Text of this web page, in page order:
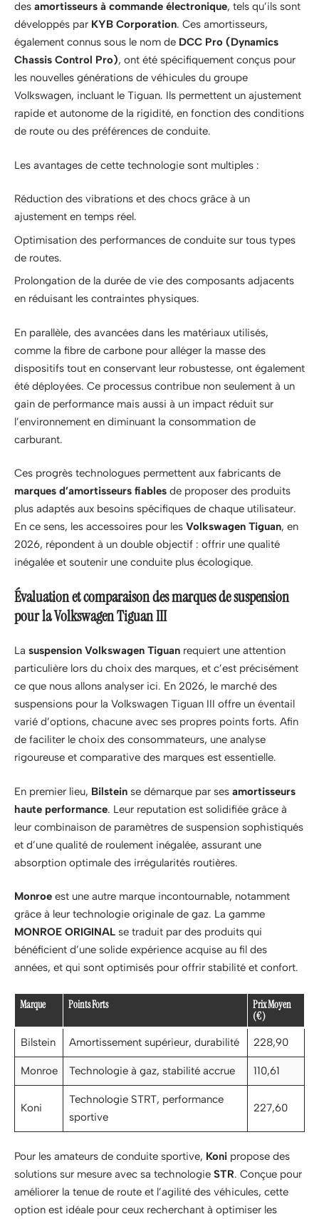
des amortisseurs à commande électronique, tels qu’ils sont
développés par KYB Corporation. Ces amortisseurs,
également connus sous le nom de DCC Pro (Dynamics
Chassis Control Pro), ont été spécifiquement conçus pour
les nouvelles générations de véhicules du groupe
Volkswagen, incluant le Tiguan. Ils permettent un ajustement
rapide et autonome de la rigidité, en fonction des conditions
de route ou des préférences de conduite.
Les avantages de cette technologie sont multiples :
Réduction des vibrations et des chocs grâce à un
ajustement en temps réel.
Optimisation des performances de conduite sur tous types
de routes.
Prolongation de la durée de vie des composants adjacents
en réduisant les contraintes physiques.
En parallèle, des avancées dans les matériaux utilisés,
comme la fibre de carbone pour alléger la masse des
dispositifs tout en conservant leur robustesse, ont également
été déployées. Ce processus contribue non seulement à un
gain de performance mais aussi à un impact réduit sur
l’environnement en diminuant la consommation de
carburant.
Ces progrès technologues permettent aux fabricants de
marques d’amortisseurs fiables de proposer des produits
plus adaptés aux besoins spécifiques de chaque utilisateur.
En ce sens, les accessoires pour les Volkswagen Tiguan, en
2026, répondent à un double objectif : offrir une qualité
inégalée et soutenir une conduite plus écologique.
Évaluation et comparaison des marques de suspension
pour la Volkswagen Tiguan III
La suspension Volkswagen Tiguan requiert une attention
particulière lors du choix des marques, et c’est précisément
ce que nous allons analyser ici. En 2026, le marché des
suspensions pour la Volkswagen Tiguan III offre un éventail
varié d’options, chacune avec ses propres points forts. Afin
de faciliter le choix des consommateurs, une analyse
rigoureuse et comparative des marques est essentielle.
En premier lieu, Bilstein se démarque par ses amortisseurs
haute performance. Leur reputation est solidifiée grâce à
leur combinaison de paramètres de suspension sophistiqués
et d’une qualité de roulement inégalée, assurant une
absorption optimale des irrégularités routières.
Monroe est une autre marque incontournable, notamment
grâce à leur technologie originale de gaz. La gamme
MONROE ORIGINAL se traduit par des produits qui
bénéficient d’une solide expérience acquise au fil des
années, et qui sont optimisés pour offrir stabilité et confort.
Marque Points Forts
Prix Moyen
(€)
Bilstein Amortissement supérieur, durabilité 228,90
Monroe Technologie à gaz, stabilité accrue 110,61
Koni
Technologie STRT, performance
sportive
227,60
Pour les amateurs de conduite sportive, Koni propose des
solutions sur mesure avec sa technologie STR. Conçue pour
améliorer la tenue de route et l’agilité des véhicules, cette
option est idéale pour ceux recherchant à optimiser les